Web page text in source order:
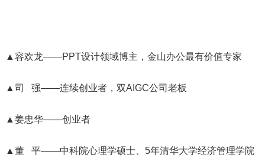
▲容欢龙——PPT设计领域博主，金山办公最有价值专家
▲司 强——连续创业者，双AIGC公司老板
▲姜忠华——创业者
▲董 平——中科院心理学硕士、5年清华大学经济管理学院